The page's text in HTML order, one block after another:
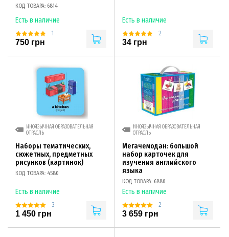
КОД ТОВАРА: 6814
Есть в наличие
1
750 грн
Есть в наличие
2
34 грн
ИНОЯЗЫЧНАЯ ОБРАЗОВАТЕЛЬНАЯ
ОТРАСЛЬ
Наборы тематических,
сюжетных, предметных
рисунков (картинок)
КОД ТОВАРА: 4580
Есть в наличие
3
1 450 грн
ИНОЯЗЫЧНАЯ ОБРАЗОВАТЕЛЬНАЯ
ОТРАСЛЬ
Мегачемодан: большой
набор карточек для
изучения английского
языка
КОД ТОВАРА: 6880
Есть в наличие
2
3 659 грн